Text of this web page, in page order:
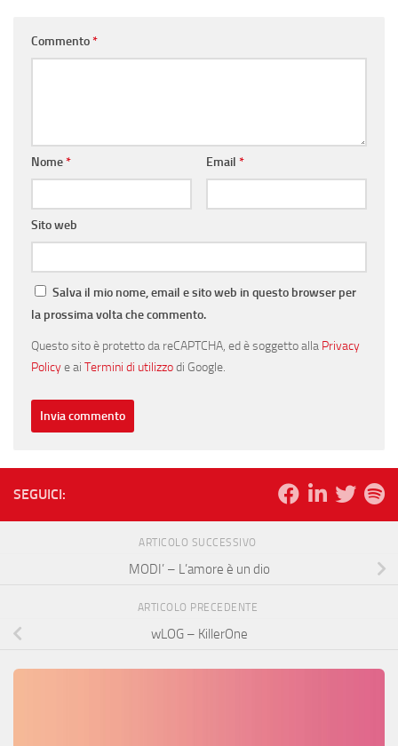
Commento*
Nome* Email *
Sito web
Salva il mio nome, email e sito web in questo browser per
la prossima volta che commento.
Questo sito è protetto da reCAPTCHA, ed è soggetto alla Privacy
Policye ai Termini di utilizzodi Google.
SEGUICI:
ARTICOLO SUCCESSIVO
MODI’ – L’amore è un dio
ARTICOLO PRECEDENTE
wLOG – KillerOne